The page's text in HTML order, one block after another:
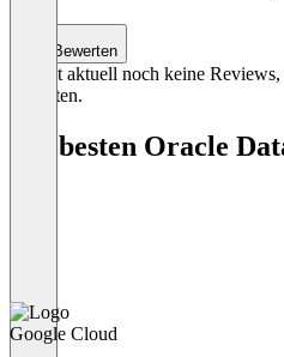
Bewerten
Es gibt aktuell noch keine
enthalten.
Die besten Oracle
Google Cloud